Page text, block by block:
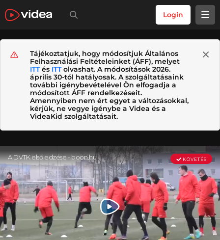
Login
Tájékoztatjuk, hogy módosítjuk Általános
Felhasználási Feltételeinket (ÁFF), melyet
ITTés ITTolvashat. A módosítások 2026.
április 30-tól hatályosak. A szolgáltatásaink
további igénybevételével Ön elfogadja a
módosított ÁFF rendelkezéseit.
Amennyiben nem ért egyet a változásokkal,
kérjük, ne vegye igénybe a Videa és a
VideaKid szolgáltatásait.